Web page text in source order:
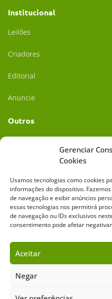
Gerenciar
Cookies
Usamos tecnologias como cookies
informações do dispositivo.
de navegação e exibir anúncios
essas tecnologias nos permitirá
de navegação ou IDs exclusivos
consentimento pode afetar
Aceitar
Negar
Institucional
Leilões
Criadores
Editorial
Anuncie
Outros
Mídia Kit
Sobre o Cavalus